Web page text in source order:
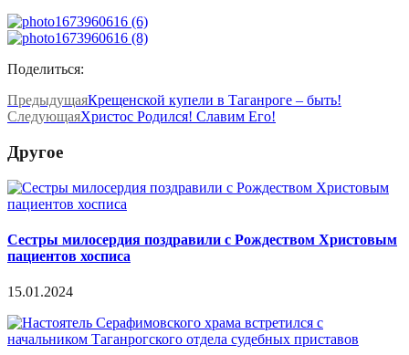
Поделиться:
ПредыдущаяКрещенской купели в Таганроге – быть!
СледующаяХристос Родился! Славим Его!
Другое
Сестры милосердия поздравили с Рождеством Христовым
пациентов хосписа
15.01.2024